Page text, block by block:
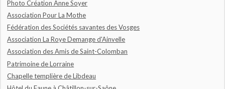
Photo Création Anne Soyer
Association Pour La Mothe
Fédération des Sociétés savantes des Vosges
Association La Roye Demange d'Ainvelle
Association des Amis de Saint-Colomban
Patrimoine de Lorraine
Chapelle templière de Libdeau